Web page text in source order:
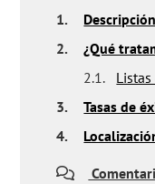
1.
Descripción
2.
¿Qué
2.1.
3.
Tasas de
4.